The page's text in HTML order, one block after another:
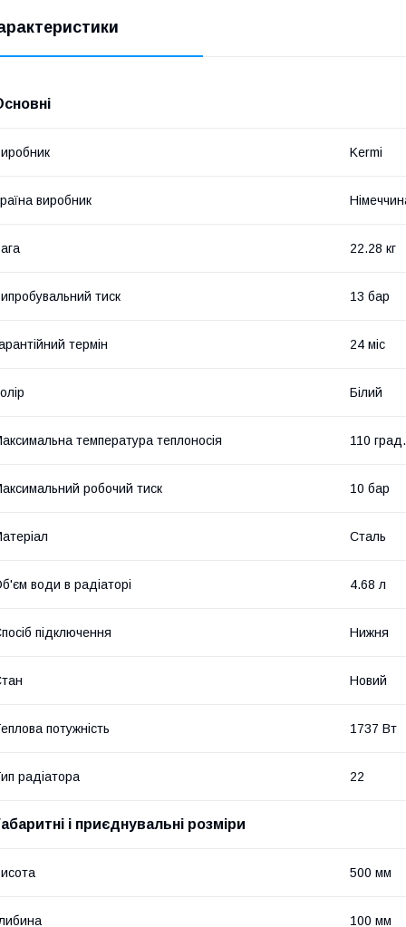
Kermi
виробник
22.28 кг
тиск 13 бар
термін 24 міс
Білий
температура теплоносія 110 град.
робочий тиск 10 бар
Сталь
води в радіаторі 4.68 л
підключення Нижня
Новий
потужність 1737 Вт
радіатора 22
і приєднувальні розміри
500 мм
100 мм